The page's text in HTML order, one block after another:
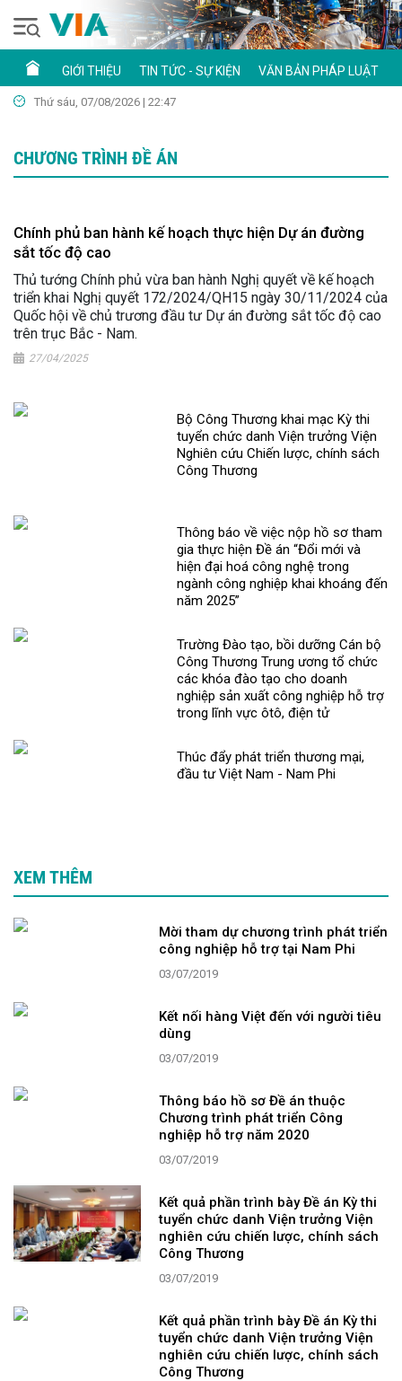
GIỚI THIỆU TIN TỨC - SỰ KIỆN VĂN BẢN PHÁP LUẬT
Thứ sáu, 07/08/2026 | 22:47
CHƯƠNG TRÌNH ĐỀ ÁN
Chính phủ ban hành kế hoạch thực hiện Dự án đường
sắt tốc độ cao
Thủ tướng Chính phủ vừa ban hành Nghị quyết về kế hoạch
triển khai Nghị quyết 172/2024/QH15 ngày 30/11/2024 của
Quốc hội về chủ trương đầu tư Dự án đường sắt tốc độ cao
trên trục Bắc - Nam.
27/04/2025
Bộ Công Thương khai mạc Kỳ thi
tuyển chức danh Viện trưởng Viện
Nghiên cứu Chiến lược, chính sách
Công Thương
Thông báo về việc nộp hồ sơ tham
gia thực hiện Đề án “Đổi mới và
hiện đại hoá công nghệ trong
ngành công nghiệp khai khoáng đến
năm 2025”
Trường Đào tạo, bồi dưỡng Cán bộ
Công Thương Trung ương tổ chức
các khóa đào tạo cho doanh
nghiệp sản xuất công nghiệp hỗ trợ
trong lĩnh vực ôtô, điện tử
Thúc đẩy phát triển thương mại,
đầu tư Việt Nam - Nam Phi
XEM THÊM
Mời tham dự chương trình phát triển
công nghiệp hỗ trợ tại Nam Phi
03/07/2019
Kết nối hàng Việt đến với người tiêu
dùng
03/07/2019
Thông báo hồ sơ Đề án thuộc
Chương trình phát triển Công
nghiệp hỗ trợ năm 2020
03/07/2019
Kết quả phần trình bày Đề án Kỳ thi
tuyển chức danh Viện trưởng Viện
nghiên cứu chiến lược, chính sách
Công Thương
03/07/2019
Kết quả phần trình bày Đề án Kỳ thi
tuyển chức danh Viện trưởng Viện
nghiên cứu chiến lược, chính sách
Công Thương